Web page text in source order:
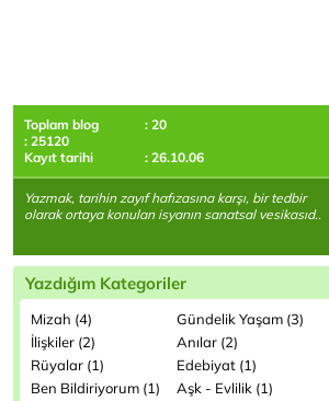
Toplam blog
: 20
: 25120
Kayıt tarihi
: 26.10.06
Yazmak, tarihin zayıf hafızasına karşı, bir tedbir
olarak ortaya konulan isyanın sanatsal vesikasıd..
Yazdığım Kategoriler
Mizah (4)
Gündelik Yaşam (3)
İlişkiler (2)
Anılar (2)
Rüyalar (1)
Edebiyat (1)
Ben Bildiriyorum (1)
Aşk - Evlilik (1)